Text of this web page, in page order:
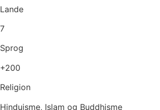
Lande
7
Sprog
+200
Religion
Hinduisme, Islam og Buddhisme